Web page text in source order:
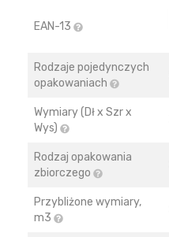
EAN-13
Rodzaje pojedynczych
opakowaniach
Wymiary (Dł x Szr x
Wys)
Rodzaj opakowania
zbiorczego
Przybliżone wymiary,
m3